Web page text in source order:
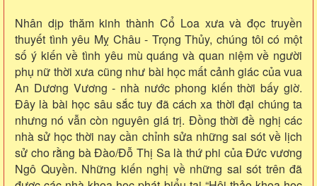
Nhân dịp thăm kinh thành Cổ Loa xưa và đọc truyền
thuyết tình yêu Mỵ Châu - Trọng Thủy, chúng tôi có một
số ý kiến về tình yêu mù quáng và quan niệm về người
phụ nữ thời xưa cũng như bài học mất cảnh giác của vua
An Dương Vương - nhà nước phong kiến thời bấy giờ.
Đây là bài học sâu sắc tuy đã cách xa thời đại chúng ta
nhưng nó vẫn còn nguyên giá trị. Đồng thời đề nghị các
nhà sử học thời nay cần chỉnh sửa những sai sót về lịch
sử cho rằng bà Đào/Đỗ Thị Sa là thứ phi của Đức vương
Ngô Quyền. Những kiến nghị về những sai sót trên đã